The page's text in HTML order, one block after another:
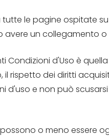
le pagine ospitate
un collegamento
Condizioni d'Uso è
rispetto dei diritti
d'uso e non può
o meno essere